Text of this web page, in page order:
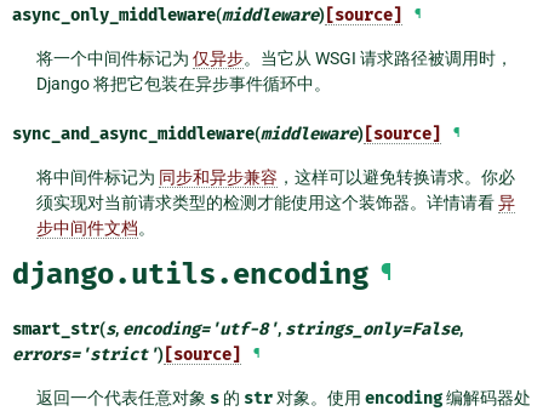
async_only_middleware(middleware) [source] ¶
将一个中间件标记为 仅异步。当它从 WSGI 请求路径被调用时，
Django 将把它包装在异步事件循环中。
sync_and_async_middleware(middleware) [source] ¶
将中间件标记为 同步和异步兼容 ，这样可以避免转换请求。你必
须实现对当前请求类型的检测才能使用这个装饰器。详情请看异
步中间件文档。
django.utils.encoding ¶
smart_str(s, encoding='utf-8', strings_only=False,
errors='strict') [source] ¶
返回一个代表任意对象 s的 str对象。使用 encoding编解码器处